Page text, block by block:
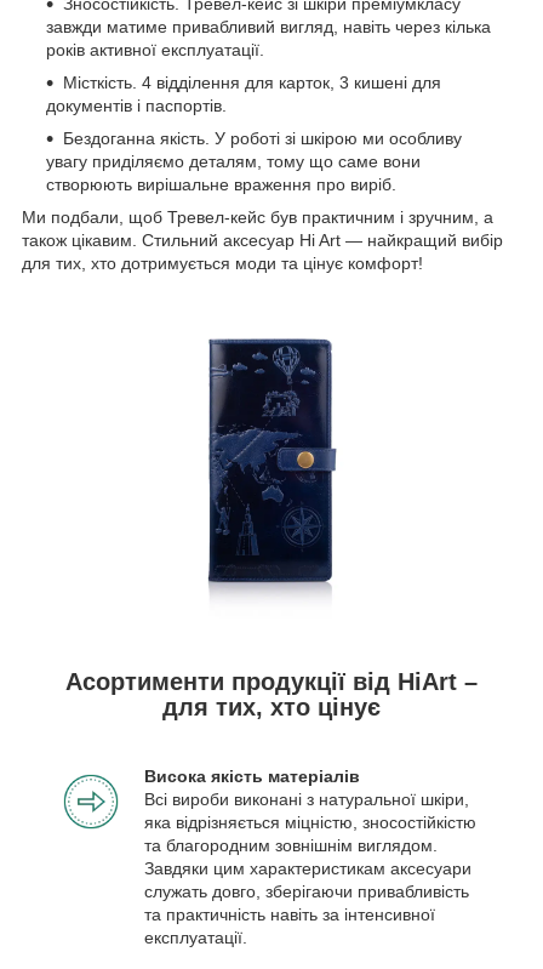
Зносостійкість. Тревел-кейс зі шкіри преміумкласу
завжди матиме привабливий вигляд, навіть через кілька
років активної експлуатації.
Місткість. 4 відділення для карток, 3 кишені для
документів і паспортів.
Бездоганна якість. У роботі зі шкірою ми особливу
увагу приділяємо деталям, тому що саме вони
створюють вирішальне враження про виріб.
Ми подбали, щоб Тревел-кейс був практичним і зручним, а
також цікавим. Стильний аксесуар Hi Art — найкращий вибір
для тих, хто дотримується моди та цінує комфорт!
Асортименти продукції від HiArt –
для тих, хто цінує
Висока якість матеріалів
Всі вироби виконані з натуральної шкіри,
яка відрізняється міцністю, зносостійкістю
та благородним зовнішнім виглядом.
Завдяки цим характеристикам аксесуари
служать довго, зберігаючи привабливість
та практичність навіть за інтенсивної
експлуатації.